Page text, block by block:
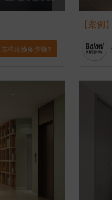
这样装修多少钱?
【案例